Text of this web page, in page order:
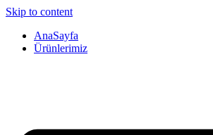
Skip to content
AnaSayfa
Ürünlerimiz